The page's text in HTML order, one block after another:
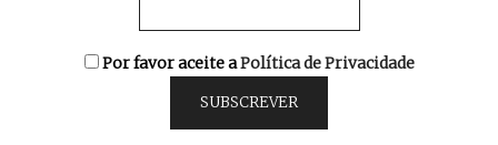
Por favor aceite aPolítica de Privacidade